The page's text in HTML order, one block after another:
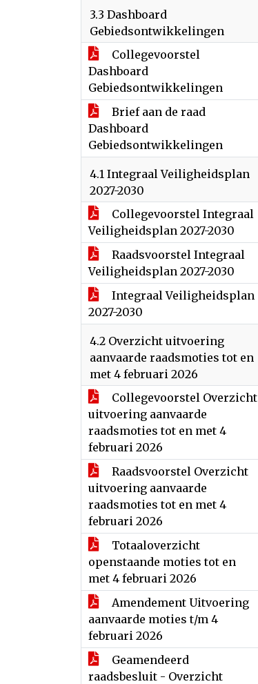
3.3 Dashboard
Gebiedsontwikkelingen
Collegevoorstel
Dashboard
Gebiedsontwikkelingen
Brief aan de raad
Dashboard
Gebiedsontwikkelingen
4.1 Integraal Veiligheidsplan
2027-2030
Collegevoorstel Integraal
Veiligheidsplan 2027-2030
Raadsvoorstel Integraal
Veiligheidsplan 2027-2030
Integraal Veiligheidsplan
2027-2030
4.2 Overzicht uitvoering
aanvaarde raadsmoties tot en
met 4 februari 2026
Collegevoorstel Overzicht
uitvoering aanvaarde
raadsmoties tot en met 4
februari 2026
Raadsvoorstel Overzicht
uitvoering aanvaarde
raadsmoties tot en met 4
februari 2026
Totaaloverzicht
openstaande moties tot en
met 4 februari 2026
Amendement Uitvoering
aanvaarde moties t/m 4
februari 2026
Geamendeerd
raadsbesluit - Overzicht